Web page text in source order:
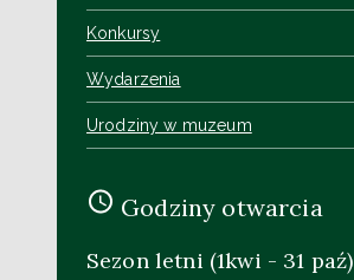
Konkursy
Wydarzenia
Urodziny w muzeum
Godziny otwarcia
Sezon letni (1kwi - 31 paź)